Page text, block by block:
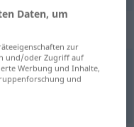
Daten, um
zur
und/oder Zugriff auf
Werbung und Inhalte,
und